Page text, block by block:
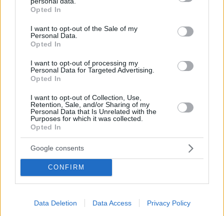
grant or deny consent to Google and its third-party tags to
use your data for below specified purposes in below Google
consent section.
Opted In
I want to opt-out of the Sale of my
Personal Data.
Opted In
I want to opt-out of processing my
Personal Data for Targeted Advertising.
Opted In
I want to opt-out of Collection, Use,
Retention, Sale, and/or Sharing of my
Personal Data that Is Unrelated with the
Purposes for which it was collected.
Opted In
Google consents
CONFIRM
Data Deletion Data Access Privacy Policy
Στον Καναδά, την εποχή του «Make Love Not War»
Αρκετά πιο κάτω, ο ΜακΚάρντεϊ αναφέρει πώς
επανασυνδέθηκε με τον Τζον και πώς
μεσολάβησε να επανασυνδεθεί και ο φίλος του
με τη Γιόκο καθώς υπήρξε ένα διάστημα που
είχαν χωρίσει, όταν ο Λένον έκανε δεσμό με τη
γραμματέα του, Μέι, στην οποία η ίδια η Ονο